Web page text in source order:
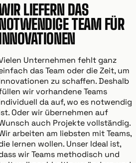
LIEFERN DAS
TEAM FÜR
Unternehmen fehlt ganz
das Team oder die Zeit, um
zu schaffen. Deshalb
wir vorhandene Teams
da auf, wo es notwendig
Oder wir übernehmen auf
auch Projekte vollständig.
arbeiten am liebsten mit Teams,
lernen wollen. Unser Ideal ist,
wir Teams methodisch und